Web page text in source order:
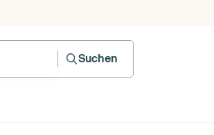
Suchen